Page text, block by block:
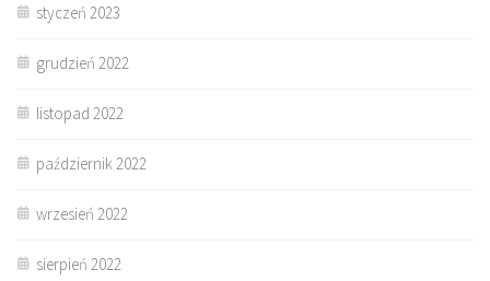
styczeń 2023
grudzień 2022
listopad 2022
październik 2022
wrzesień 2022
sierpień 2022